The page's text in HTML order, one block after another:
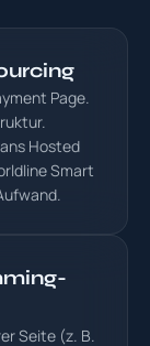
Page.
Hosted
Smart
Seite (z. B.